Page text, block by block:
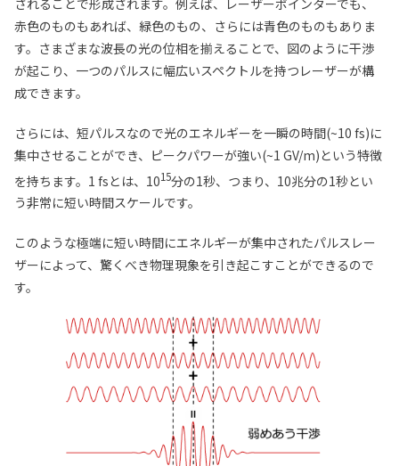
されることで形成されます。例えば、レーザーポインターでも、
赤色のものもあれば、緑色のもの、さらには青色のものもありま
す。さまざまな波長の光の位相を揃えることで、図のように干渉
が起こり、一つのパルスに幅広いスペクトルを持つレーザーが構
成できます。
さらには、短パルスなので光のエネルギーを一瞬の時間(~10 fs)に
集中させることができ、ピークパワーが強い(~1 GV/m)という特徴
を持ちます。1 fsとは、1015分の1秒、つまり、10兆分の1秒とい
う非常に短い時間スケールです。
このような極端に短い時間にエネルギーが集中されたパルスレー
ザーによって、驚くべき物理現象を引き起こすことができるので
す。